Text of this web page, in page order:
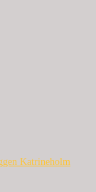
Katrineholm